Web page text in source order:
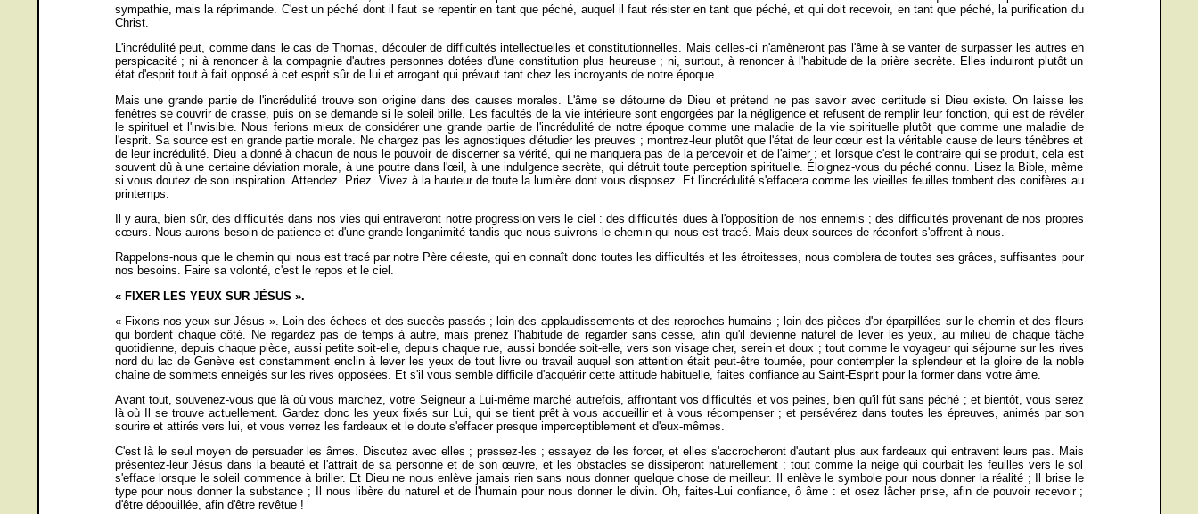
sympathie, mais la réprimande. C'est un péché dont il faut se repentir en tant que péché, auquel il faut résister en tant que péché, et qui doit recevoir, en tant que péché, la purification du
Christ.
L'incrédulité peut, comme dans le cas de Thomas, découler de difficultés intellectuelles et constitutionnelles. Mais celles-ci n'amèneront pas l'âme à se vanter de surpasser les autres en
perspicacité ; ni à renoncer à la compagnie d'autres personnes dotées d'une constitution plus heureuse ; ni, surtout, à renoncer à l'habitude de la prière secrète. Elles induiront plutôt un
état d'esprit tout à fait opposé à cet esprit sûr de lui et arrogant qui prévaut tant chez les incroyants de notre époque.
Mais une grande partie de l'incrédulité trouve son origine dans des causes morales. L'âme se détourne de Dieu et prétend ne pas savoir avec certitude si Dieu existe. On laisse les
fenêtres se couvrir de crasse, puis on se demande si le soleil brille. Les facultés de la vie intérieure sont engorgées par la négligence et refusent de remplir leur fonction, qui est de révéler
le spirituel et l'invisible. Nous ferions mieux de considérer une grande partie de l'incrédulité de notre époque comme une maladie de la vie spirituelle plutôt que comme une maladie de
l'esprit. Sa source est en grande partie morale. Ne chargez pas les agnostiques d'étudier les preuves ; montrez-leur plutôt que l'état de leur cœur est la véritable cause de leurs ténèbres et
de leur incrédulité. Dieu a donné à chacun de nous le pouvoir de discerner sa vérité, qui ne manquera pas de la percevoir et de l'aimer ; et lorsque c'est le contraire qui se produit, cela est
souvent dû à une certaine déviation morale, à une poutre dans l'œil, à une indulgence secrète, qui détruit toute perception spirituelle. Éloignez-vous du péché connu. Lisez la Bible, même
si vous doutez de son inspiration. Attendez. Priez. Vivez à la hauteur de toute la lumière dont vous disposez. Et l'incrédulité s'effacera comme les vieilles feuilles tombent des conifères au
printemps.
Il y aura, bien sûr, des difficultés dans nos vies qui entraveront notre progression vers le ciel : des difficultés dues à l'opposition de nos ennemis ; des difficultés provenant de nos propres
cœurs. Nous aurons besoin de patience et d'une grande longanimité tandis que nous suivrons le chemin qui nous est tracé. Mais deux sources de réconfort s'offrent à nous.
Rappelons-nous que le chemin qui nous est tracé par notre Père céleste, qui en connaît donc toutes les difficultés et les étroitesses, nous comblera de toutes ses grâces, suffisantes pour
nos besoins. Faire sa volonté, c'est le repos et le ciel.
« FIXER LES YEUX SUR JÉSUS ».
« Fixons nos yeux sur Jésus ». Loin des échecs et des succès passés ; loin des applaudissements et des reproches humains ; loin des pièces d'or éparpillées sur le chemin et des fleurs
qui bordent chaque côté. Ne regardez pas de temps à autre, mais prenez l'habitude de regarder sans cesse, afin qu'il devienne naturel de lever les yeux, au milieu de chaque tâche
quotidienne, depuis chaque pièce, aussi petite soit-elle, depuis chaque rue, aussi bondée soit-elle, vers son visage cher, serein et doux ; tout comme le voyageur qui séjourne sur les rives
nord du lac de Genève est constamment enclin à lever les yeux de tout livre ou travail auquel son attention était peut-être tournée, pour contempler la splendeur et la gloire de la noble
chaîne de sommets enneigés sur les rives opposées. Et s'il vous semble difficile d'acquérir cette attitude habituelle, faites confiance au Saint-Esprit pour la former dans votre âme.
Avant tout, souvenez-vous que là où vous marchez, votre Seigneur a Lui-même marché autrefois, affrontant vos difficultés et vos peines, bien qu'il fût sans péché ; et bientôt, vous serez
là où Il se trouve actuellement. Gardez donc les yeux fixés sur Lui, qui se tient prêt à vous accueillir et à vous récompenser ; et persévérez dans toutes les épreuves, animés par son
sourire et attirés vers lui, et vous verrez les fardeaux et le doute s'effacer presque imperceptiblement et d'eux-mêmes.
C'est là le seul moyen de persuader les âmes. Discutez avec elles ; pressez-les ; essayez de les forcer, et elles s'accrocheront d'autant plus aux fardeaux qui entravent leurs pas. Mais
présentez-leur Jésus dans la beauté et l'attrait de sa personne et de son œuvre, et les obstacles se dissiperont naturellement ; tout comme la neige qui courbait les feuilles vers le sol
s'efface lorsque le soleil commence à briller. Et Dieu ne nous enlève jamais rien sans nous donner quelque chose de meilleur. Il enlève le symbole pour nous donner la réalité ; Il brise le
type pour nous donner la substance ; Il nous libère du naturel et de l'humain pour nous donner le divin. Oh, faites-Lui confiance, ô âme : et osez lâcher prise, afin de pouvoir recevoir ;
d'être dépouillée, afin d'être revêtue !